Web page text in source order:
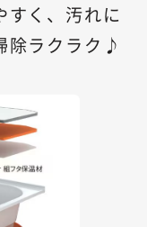
すく、汚れに
除ラクラク♪